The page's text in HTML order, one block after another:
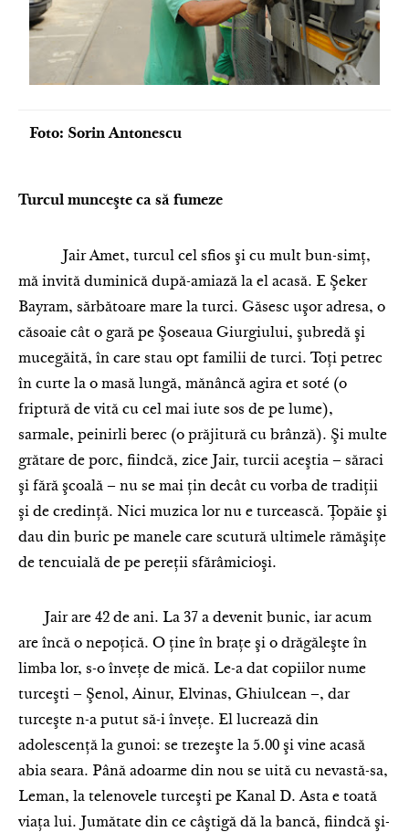
Foto: Sorin Antonescu
Turcul munceşte ca să fumeze
Jair Amet, turcul cel sfios şi cu mult bun-simţ,
mă invită duminică după-amiază la el acasă. E Şeker
Bayram, sărbătoare mare la turci. Găsesc uşor adresa, o
căsoaie cât o gară pe Şoseaua Giurgiului, şubredă şi
mucegăită, în care stau opt familii de turci. Toţi petrec
în curte la o masă lungă, mănâncă agira et soté (o
friptură de vită cu cel mai iute sos de pe lume),
sarmale, peinirli berec (o prăjitură cu brânză). Şi multe
grătare de porc, fiindcă, zice Jair, turcii aceştia – săraci
şi fără şcoală – nu se mai ţin decât cu vorba de tradiţii
şi de credinţă. Nici muzica lor nu e turcească. Ţopăie şi
dau din buric pe manele care scutură ultimele rămăşiţe
de tencuială de pe pereţii sfărâmicioşi.
Jair are 42 de ani. La 37 a devenit bunic, iar acum
are încă o nepoţică. O ţine în braţe şi o drăgăleşte în
limba lor, s-o înveţe de mică. Le-a dat copiilor nume
turceşti – Şenol, Ainur, Elvinas, Ghiulcean –, dar
turceşte n-a putut să-i înveţe. El lucrează din
adolescenţă la gunoi: se trezeşte la 5.00 şi vine acasă
abia seara. Până adoarme din nou se uită cu nevastă-sa,
Leman, la telenovele turceşti pe Kanal D. Asta e toată
viaţa lui. Jumătate din ce câştigă dă la bancă, fiindcă şi-